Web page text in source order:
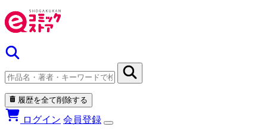
履歴を全て削除する
ログイン 会員登録